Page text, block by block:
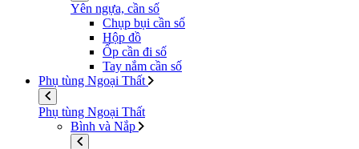
Yên ngựa, cần số
Chụp bụi cần số
Hộp đồ
Ốp cần đi số
Tay nắm cần số
Phụ tùng Ngoại Thất
Phụ tùng Ngoại Thất
Bình và Nắp